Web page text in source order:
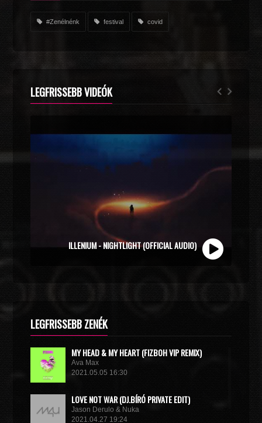
#Zenélnénk festival covid
LEGFRISSEBB VIDEÓK
ZOLI VEKONY X CALIDORA - MINDIG NYÁR (OFFICIAL
MUSIC VIDEO)
LEGFRISSEBB ZENÉK
MY HEAD & MY HEART (FIZBOH VIP REMIX)
Ava Max
2021.05.05 16:30
LOVE NOT WAR (DJ.BÍRÓ PRIVATE EDIT)
Jason Derulo & Nuka
2021.04.27 19:24